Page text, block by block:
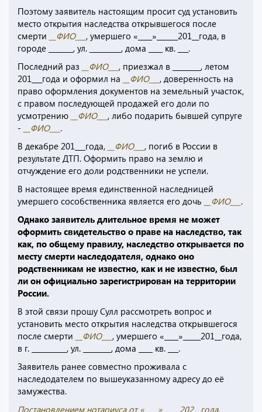
Поэтому заявитель настоящим просит суд установить
место открытия наследства открывшегося после
смерти
__ФИО___ , умершего «____»______201__года, в
городе _______, ул. _________, дома ____ кв. ___.
Последний раз
__ФИО___ , приезжал в ________, летом
201___года и оформил на
__ФИО___ , доверенность на
право оформления документов на земельный участок,
с правом последующей продажей его доли по
усмотрению
__ФИО___ , либо подарить бывшей супруге
-
__ФИО___ .
В декабре 201___года,
__ФИО___ , погиб в России в
результате ДТП. Оформить право на землю и
отчуждение его доли родственники не успели.
В настоящее время единственной наследницей
умершего сособственника является его дочь
__ФИО___ .
Однако заявитель длительное время не может
оформить свидетельство о праве на наследство, так
как, по общему правилу, наследство открывается по
месту смерти наследодателя, однако оно
родственникам не известно, как и не известно, был
ли он официально зарегистрирован на территории
России.
В этой связи прошу Сулл рассмотреть вопрос и
установить место открытия наследства открывшегося
после смерти
__ФИО___ , умершего «____»_____201__года,
в г. __________, ул. ________, дома ____ кв. ___.
Заявитель ранее совместно проживала с
наследодателем по вышеуказанному адресу до её
замужества.
Постановлением нотариуса от «____»_____202__года,